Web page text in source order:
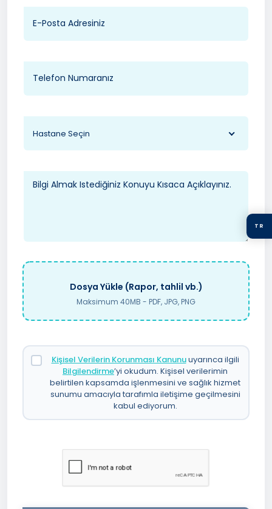
TR
Hastane Seçin
Dosya Yükle (Rapor, tahlil vb.)
Maksimum 40MB - PDF, JPG, PNG
Kişisel Verilerin Korunması Kanunuuyarınca ilgili
Bilgilendirme’yi okudum. Kişisel verilerimin
belirtilen kapsamda işlenmesini ve sağlık hizmet
sunumu amacıyla tarafımla iletişime geçilmesini
kabul ediyorum.